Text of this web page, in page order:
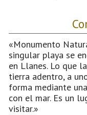
«Monumento
singular playa se
en Llanes. Lo que
tierra adentro, a
forma mediante
con el mar. Es un
visitar.»